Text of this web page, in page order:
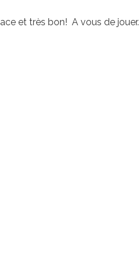
et très bon! A vous de jouer.